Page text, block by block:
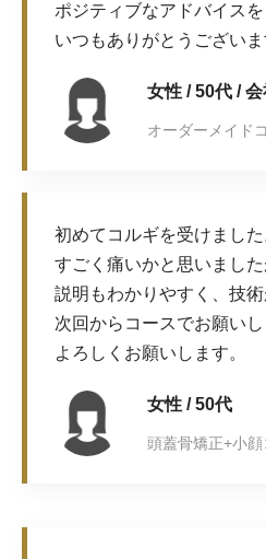
ポジティブなアドバイス
いつもありがとうございま
女性 / 50代 / 会
オーダーメイド
初めてコルギを受けました
すごく痛いかと思いました
説明もわかりやすく、技術
次回からコースでお願いし
よろしくお願いします。
女性 / 50代
頭蓋骨矯正+小